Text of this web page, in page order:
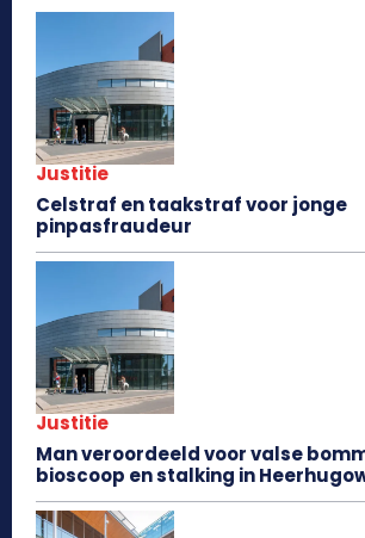
Justitie
Celstraf en taakstraf voor jonge
pinpasfraudeur
Justitie
Man veroordeeld voor valse
bioscoop en stalking in